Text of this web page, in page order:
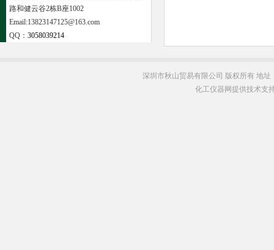
路和健云谷2栋B座1002
Email:13823147125@163.com
QQ： 3058039214
深圳市秋山贸易有限公司 版权所有 地
化工仪器网提供技术支